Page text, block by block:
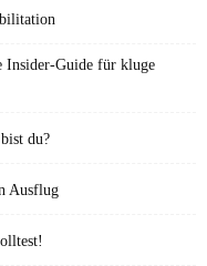
Insider-Guide für kluge
du?
Ausflug